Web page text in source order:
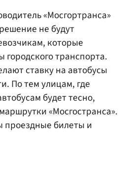
«Мосгортранса»
не будут
которые
транспорта.
ставку на автобусы
По тем улицам, где
будет тесно,
«Мосгостранса».
проездные билеты и